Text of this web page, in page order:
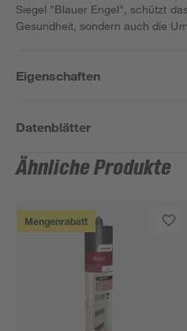
Siegel "Blauer Engel", schützt
Gesundheit, sondern auch die
Eigenschaften
Datenblätter
Ähnliche Produkte
Mengenrabatt